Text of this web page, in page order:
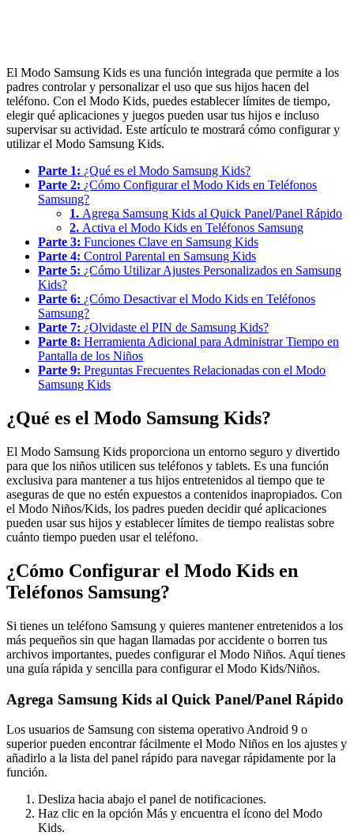
El Modo Samsung Kids es una función integrada que permite a los
padres controlar y personalizar el uso que sus hijos hacen del
teléfono. Con el Modo Kids, puedes establecer límites de tiempo,
elegir qué aplicaciones y juegos pueden usar tus hijos e incluso
supervisar su actividad. Este artículo te mostrará cómo configurar y
utilizar el Modo Samsung Kids.
Parte 1: ¿Qué es el Modo Samsung Kids?
Parte 2: ¿Cómo Configurar el Modo Kids en Teléfonos
Samsung?
1. Agrega Samsung Kids al Quick Panel/Panel Rápido
2. Activa el Modo Kids en Teléfonos Samsung
Parte 3: Funciones Clave en Samsung Kids
Parte 4: Control Parental en Samsung Kids
Parte 5: ¿Cómo Utilizar Ajustes Personalizados en Samsung
Kids?
Parte 6: ¿Cómo Desactivar el Modo Kids en Teléfonos
Samsung?
Parte 7: ¿Olvidaste el PIN de Samsung Kids?
Parte 8: Herramienta Adicional para Administrar Tiempo en
Pantalla de los Niños
Parte 9: Preguntas Frecuentes Relacionadas con el Modo
Samsung Kids
¿Qué es el Modo Samsung Kids?
El Modo Samsung Kids proporciona un entorno seguro y divertido
para que los niños utilicen sus teléfonos y tablets. Es una función
exclusiva para mantener a tus hijos entretenidos al tiempo que te
aseguras de que no estén expuestos a contenidos inapropiados. Con
el Modo Niños/Kids, los padres pueden decidir qué aplicaciones
pueden usar sus hijos y establecer límites de tiempo realistas sobre
cuánto tiempo pueden usar el teléfono.
¿Cómo Configurar el Modo Kids en
Teléfonos Samsung?
Si tienes un teléfono Samsung y quieres mantener entretenidos a los
más pequeños sin que hagan llamadas por accidente o borren tus
archivos importantes, puedes configurar el Modo Niños. Aquí tienes
una guía rápida y sencilla para configurar el Modo Kids/Niños.
Agrega Samsung Kids al Quick Panel/Panel Rápido
Los usuarios de Samsung con sistema operativo Android 9 o
superior pueden encontrar fácilmente el Modo Niños en los ajustes y
añadirlo a la lista del panel rápido para navegar rápidamente por la
función.
Desliza hacia abajo el panel de notificaciones.
Haz clic en la opción Más y encuentra el ícono del Modo
Kids.